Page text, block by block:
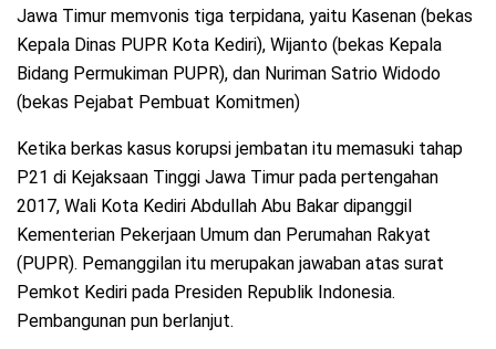
Jawa Timur memvonis tiga terpidana, yaitu Kasenan (bekas
Kepala Dinas PUPR Kota Kediri), Wijanto (bekas Kepala
Bidang Permukiman PUPR), dan Nuriman Satrio Widodo
(bekas Pejabat Pembuat Komitmen)
Ketika berkas kasus korupsi jembatan itu memasuki tahap
P21 di Kejaksaan Tinggi Jawa Timur pada pertengahan
2017, Wali Kota Kediri Abdullah Abu Bakar dipanggil
Kementerian Pekerjaan Umum dan Perumahan Rakyat
(PUPR). Pemanggilan itu merupakan jawaban atas surat
Pemkot Kediri pada Presiden Republik Indonesia.
Pembangunan pun berlanjut.